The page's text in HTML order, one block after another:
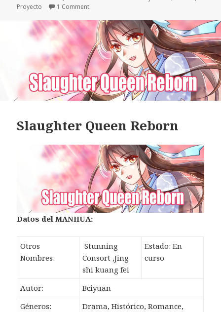
el
Proyecto
1 Comment
Slaughter Queen Reborn
Datos del MANHUA:
Otros
Nombres:
Stunning
Consort ,Jing
shi kuang fei
Estado: En
curso
Autor:
Bciyuan
Géneros:
Drama, Histórico, Romance,